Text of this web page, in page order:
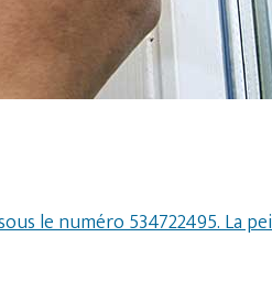
le numéro 534722495. La